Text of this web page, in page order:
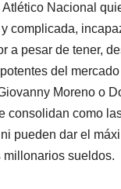
d
I
n
d
s
Nacional
complicada,
a pesar de tener,
del
Moreno o
consolidan como
pueden dar el
millonarios sueldos.